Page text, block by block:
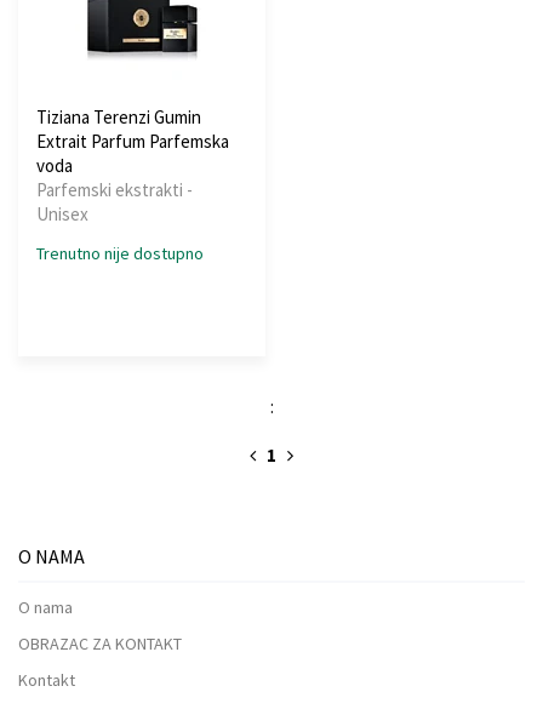
Tiziana Terenzi Gumin
Extrait Parfum Parfemska
voda
Parfemski ekstrakti -
Unisex
Trenutno nije dostupno
:
1
O NAMA
O nama
OBRAZAC ZA KONTAKT
Kontakt